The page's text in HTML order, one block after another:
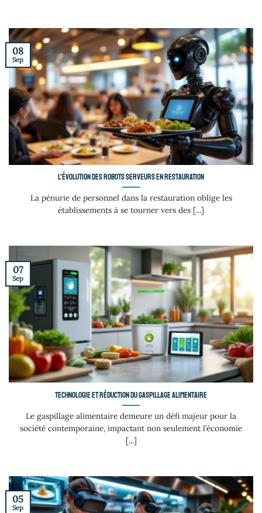
L’évolution des robots serveurs en restauration
La pénurie de personnel dans la restauration oblige les
établissements à se tourner vers des [...]
08
Sep
Technologie et réduction du gaspillage alimentaire
Le gaspillage alimentaire demeure un défi majeur pour la
société contemporaine, impactant non seulement l’économie
[...]
07
Sep
05
Sep